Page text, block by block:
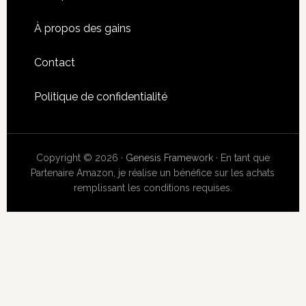
À propos des gains
Contact
Politique de confidentialité
Copyright © 2026 · Genesis Framework· En tant que
Partenaire Amazon, je réalise un bénéfice sur les achats
remplissant les conditions requises.